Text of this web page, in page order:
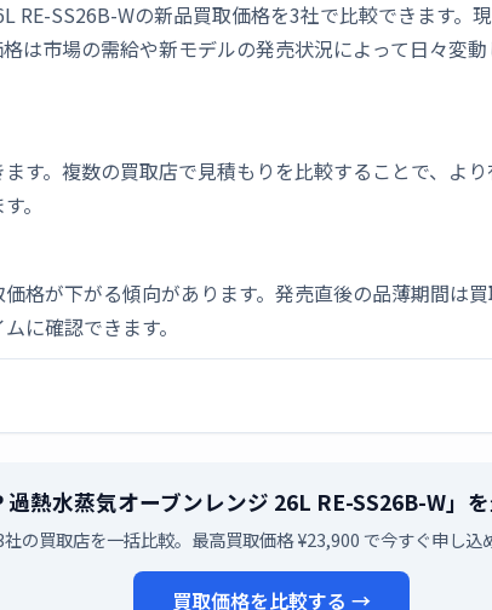
RE-SS26B-Wの新品買取価格を3社で比較できます。
は市場の需給や新モデルの発売状況によって日々変
す。複数の買取店で見積もりを比較することで、よ
。
格が下がる傾向があります。発売直後の品薄期間は
に確認できます。
熱水蒸気オーブンレンジ 26L RE-SS26B-W」
の買取店を一括比較。最高買取価格 ¥23,900 で今すぐ申し込
買取価格を比較する →